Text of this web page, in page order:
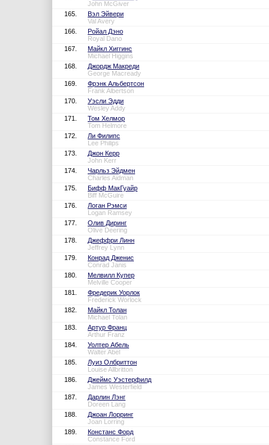
John McGiver
165.
Вэл Эйвери
Val Avery
166.
Ройал Дэно
Royal Dano
167.
Майкл Хиггинс
Michael Higgins
168.
Джордж Макреди
George Macready
169.
Фрэнк Альбертсон
Frank Albertson
170.
Уэсли Эдди
Wesley Addy
171.
Том Хелмор
Tom Helmore
172.
Ли Филипс
Lee Philips
173.
Джон Керр
John Kerr
174.
Чарльз Эйдмен
Charles Aidman
175.
Бифф МакГуайр
Biff McGuire
176.
Логан Рэмси
Logan Ramsey
177.
Олив Диринг
Olive Deering
178.
Джеффри Линн
Jeffrey Lynn
179.
Конрад Дженис
Conrad Janis
180.
Мелвилл Купер
Melville Cooper
181.
Фредерик Уорлок
Frederick Worlock
182.
Майкл Толан
Michael Tolan
183.
Артур Франц
Arthur Franz
184.
Уолтер Абель
Walter Abel
185.
Луиз Олбриттон
Louise Allbritton
186.
Джеймс Уэстерфилд
James Westerfield
187.
Дарлин Лэнг
Doreen Lang
188.
Джоан Лорринг
Joan Lorring
189.
Констанс Форд
Constance Ford